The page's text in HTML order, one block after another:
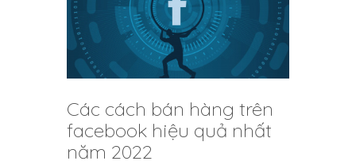
Các cách bán hàng trên
facebook hiệu quả nhất
năm 2022